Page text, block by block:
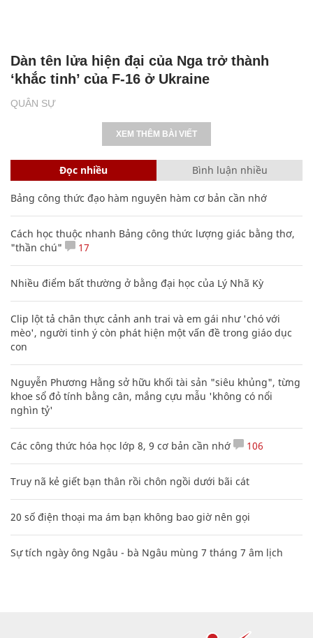
QUÂN SỰ
Dàn tên lửa hiện đại của Nga trở thành
‘khắc tinh’ của F-16 ở Ukraine
XEM THÊM BÀI VIẾT
Đọc nhiều Bình luận nhiều
Bảng công thức đạo hàm nguyên hàm cơ bản cần nhớ
Cách học thuộc nhanh Bảng công thức lượng giác bằng thơ,
"thần chú"
17
Nhiều điểm bất thường ở bằng đại học của Lý Nhã Kỳ
Clip lột tả chân thực cảnh anh trai và em gái như 'chó với
mèo', người tinh ý còn phát hiện một vấn đề trong giáo dục
con
Nguyễn Phương Hằng sở hữu khối tài sản "siêu khủng", từng
khoe sổ đỏ tính bằng cân, mắng cựu mẫu 'không có nổi
nghìn tỷ'
Các công thức hóa học lớp 8, 9 cơ bản cần nhớ 106
Truy nã kẻ giết bạn thân rồi chôn ngồi dưới bãi cát
20 số điện thoại ma ám bạn không bao giờ nên gọi
Sự tích ngày ông Ngâu - bà Ngâu mùng 7 tháng 7 âm lịch